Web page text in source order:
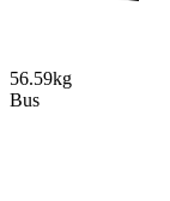
56.59kg
Bus